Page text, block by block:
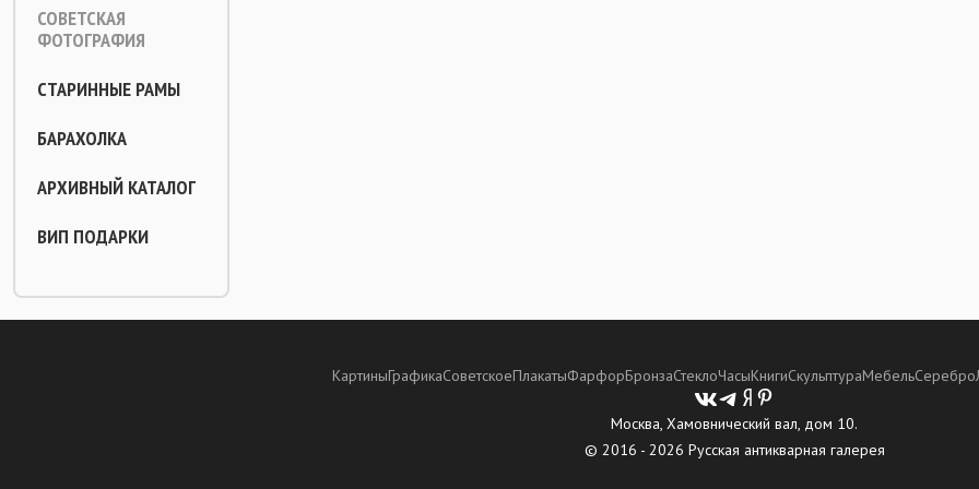
СОВЕТСКАЯ
ФОТОГРАФИЯ
СТАРИННЫЕ РАМЫ
БАРАХОЛКА
АРХИВНЫЙ КАТАЛОГ
ВИП ПОДАРКИ
КартиныГрафикаСоветскоеПлакатыФарфорБронзаСтеклоЧасыКнигиСкульптураМебельСеребро
Москва, Хамовнический вал, дом 10.
© 2016 - 2026 Русская антикварная галерея